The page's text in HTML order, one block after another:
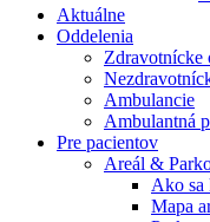
Aktuálne
Oddelenia
Zdravotnícke
Ambulancie
Ambulantná
Pre pacientov
Areál &
Ako sa
Mapa